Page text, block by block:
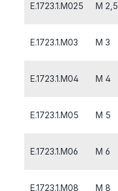
E.1723.1.M025 M 2,5
E.1723.1.M03 M 3
E.1723.1.M04 M 4
E.1723.1.M05 M 5
E.1723.1.M06 M 6
E.1723.1.M08 M 8